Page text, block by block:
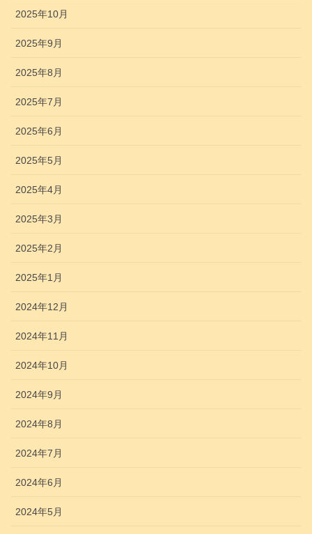
2025年10月
2025年9月
2025年8月
2025年7月
2025年6月
2025年5月
2025年4月
2025年3月
2025年2月
2025年1月
2024年12月
2024年11月
2024年10月
2024年9月
2024年8月
2024年7月
2024年6月
2024年5月